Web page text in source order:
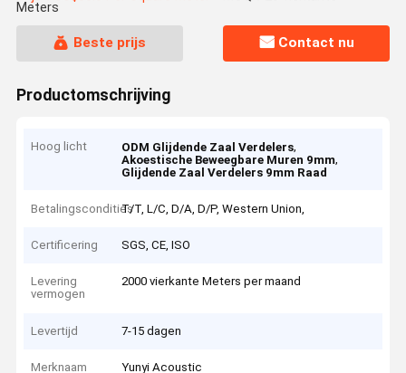
Meters
Beste prijs Contact nu
Productomschrijving
Hoog licht ODM Glijdende Zaal Verdelers,
Akoestische Beweegbare Muren 9mm,
Glijdende Zaal Verdelers 9mm Raad
BetalingsconditiesT/T, L/C, D/A, D/P, Western Union,
Certificering SGS, CE, ISO
Levering
vermogen
2000 vierkante Meters per maand
Levertijd 7-15 dagen
Merknaam Yunyi Acoustic